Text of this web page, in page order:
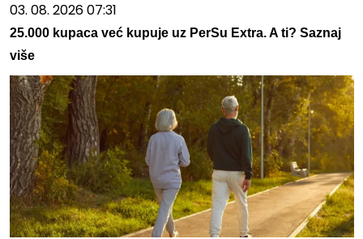
03. 08. 2026 07:31
25.000 kupaca već kupuje uz PerSu Extra. A ti? Saznaj
više